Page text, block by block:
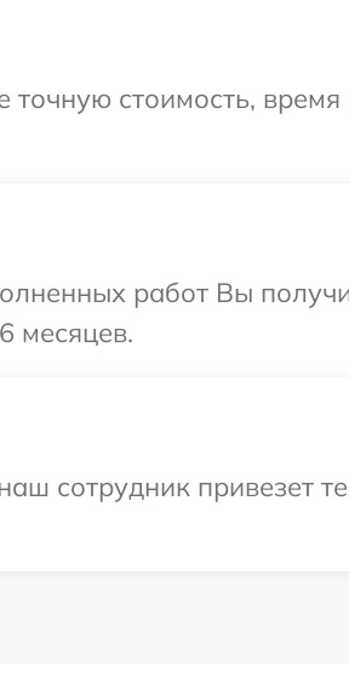
стоимость,
работ Вы
месяцев.
сотрудник привезет